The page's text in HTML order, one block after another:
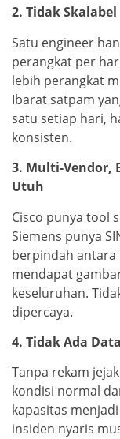
2. Tidak Skalabel
Satu engineer
perangkat per
lebih perangkat
Ibarat satpam
satu setiap hari,
konsisten.
3. Multi-Vendor,
Utuh
Cisco punya tool
Siemens punya
berpindah antara
mendapat
keseluruhan.
dipercaya.
4. Tidak Ada
Tanpa rekam
kondisi normal
kapasitas
insiden nyaris